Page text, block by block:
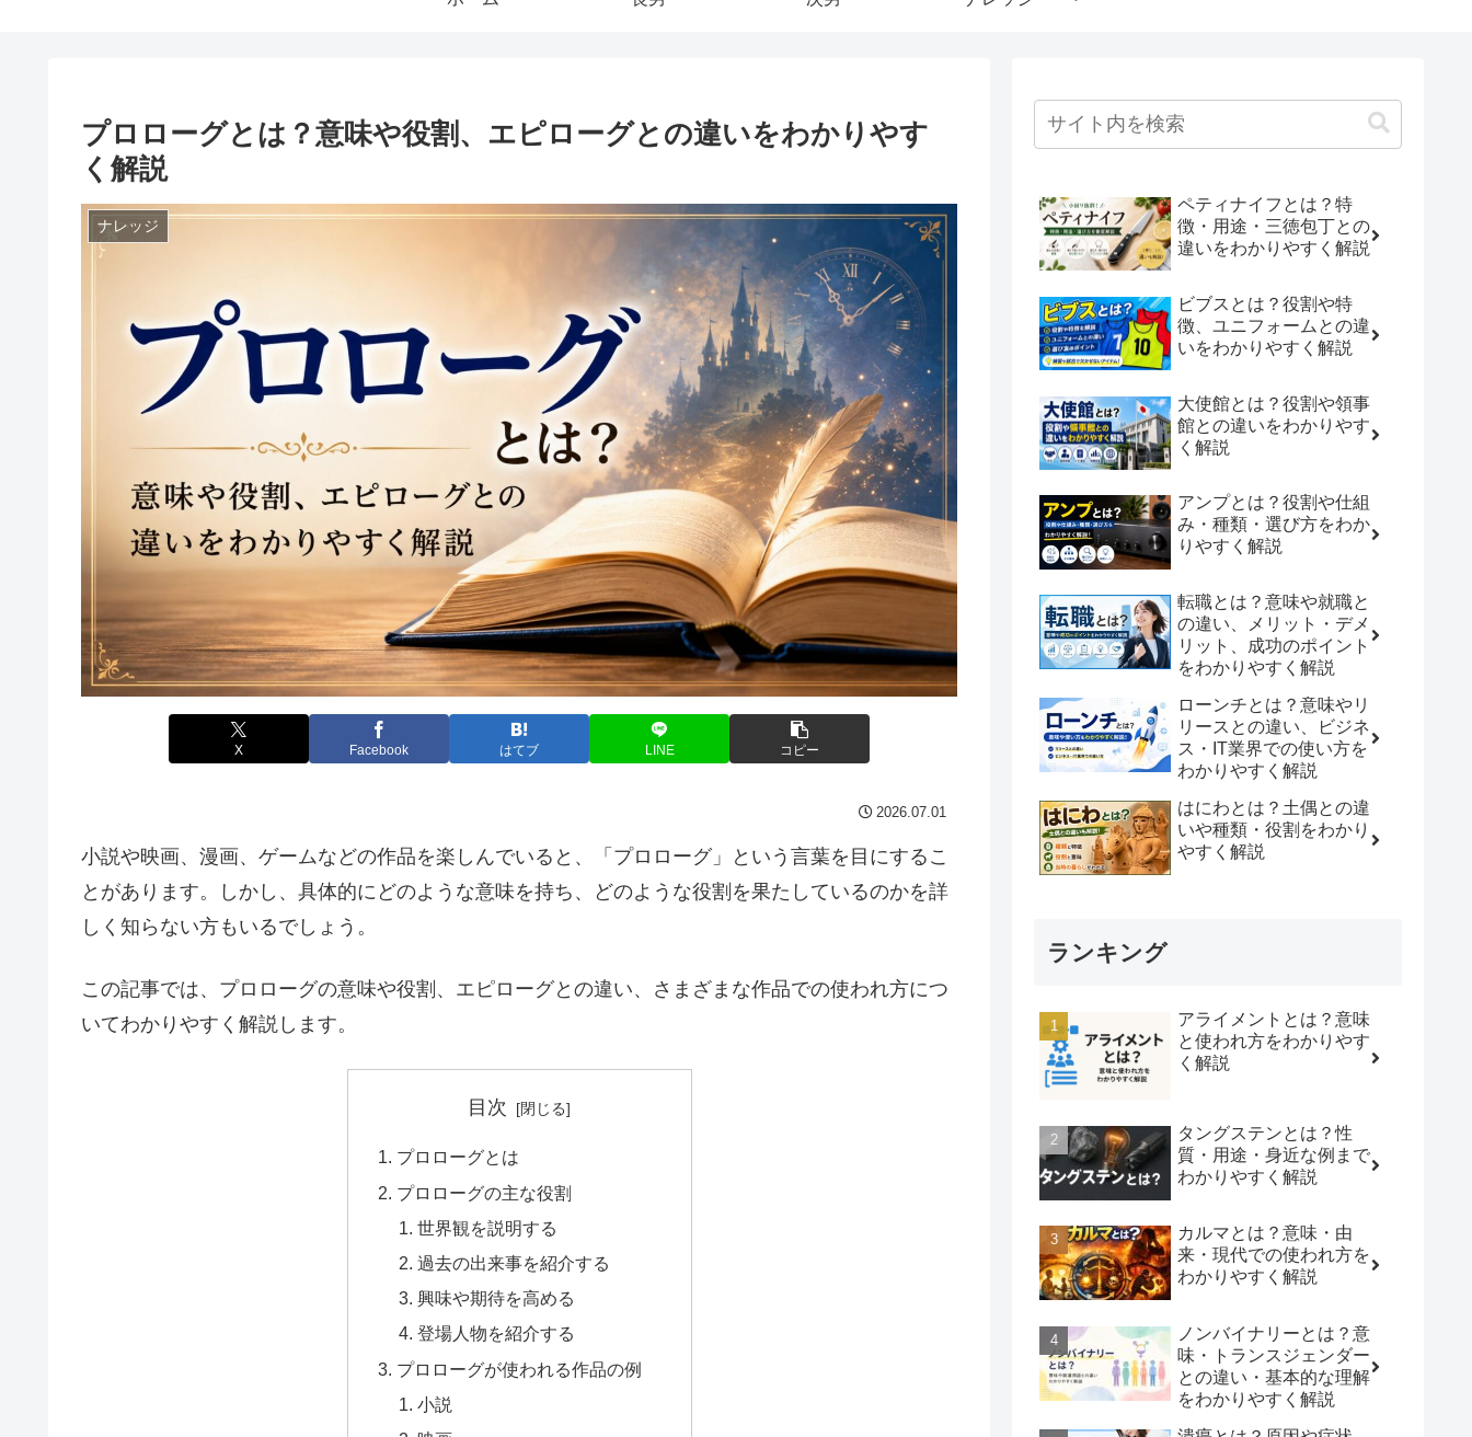
プロローグとは？意味や役割、エピローグとの違いをわかりやす
く解説
ナレッジ
X Facebook はてブ LINE コピー
2026.07.01
小説や映画、漫画、ゲームなどの作品を楽しんでいると、「プロローグ」という言葉を目にするこ
とがあります。しかし、具体的にどのような意味を持ち、どのような役割を果たしているのかを詳
しく知らない方もいるでしょう。
この記事では、プロローグの意味や役割、エピローグとの違い、さまざまな作品での使われ方につ
いてわかりやすく解説します。
目次
プロローグとは
プロローグの主な役割
世界観を説明する
過去の出来事を紹介する
興味や期待を高める
登場人物を紹介する
プロローグが使われる作品の例
小説
ペティナイフとは？特
徴・用途・三徳包丁との
違いをわかりやすく解説
ビブスとは？役割や特
徴、ユニフォームとの違
いをわかりやすく解説
大使館とは？役割や領事
館との違いをわかりやす
く解説
アンプとは？役割や仕組
み・種類・選び方をわか
りやすく解説
転職とは？意味や就職と
の違い、メリット・デメ
リット、成功のポイント
をわかりやすく解説
ローンチとは？意味やリ
リースとの違い、ビジネ
ス・IT業界での使い方を
わかりやすく解説
はにわとは？土偶との違
いや種類・役割をわかり
やすく解説
ランキング
アライメントとは？意味
と使われ方をわかりやす
く解説
タングステンとは？性
質・用途・身近な例まで
わかりやすく解説
カルマとは？意味・由
来・現代での使われ方を
わかりやすく解説
ノンバイナリーとは？意
味・トランスジェンダー
との違い・基本的な理解
をわかりやすく解説